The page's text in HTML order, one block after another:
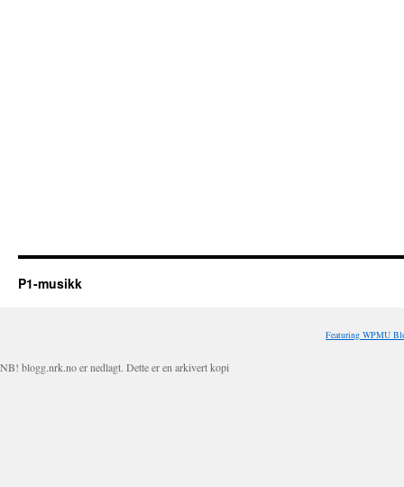
P1-musikk
Featuring WPMU
NB! blogg.nrk.no er nedlagt. Dette er en arkivert kopi